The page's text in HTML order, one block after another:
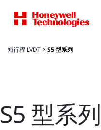
短行程 LVDT S5 型系列
S5 型系列